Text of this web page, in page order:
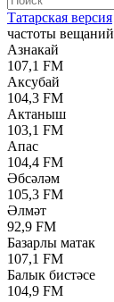
Татарская версия
частоты вещаний
Азнакай
107,1 FM
Аксубай
104,3 FM
Актаныш
103,1 FM
Апас
104,4 FM
Әбсәләм
105,3 FM
Әлмәт
92,9 FM
Базарлы матак
107,1 FM
Балык бистәсе
104,9 FM